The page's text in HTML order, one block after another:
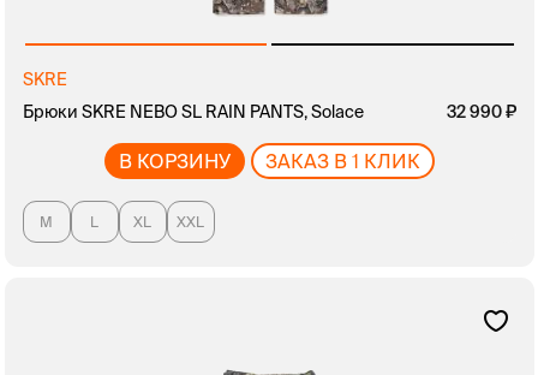
SKRE
Брюки SKRE NEBO SL RAIN PANTS, Solace
32 990
В КОРЗИНУ ЗАКАЗ В 1 КЛИК
M L XL XXL